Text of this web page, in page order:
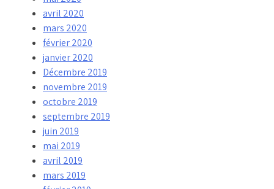
avril 2020
mars 2020
février 2020
janvier 2020
Décembre 2019
novembre 2019
octobre 2019
septembre 2019
juin 2019
mai 2019
avril 2019
mars 2019